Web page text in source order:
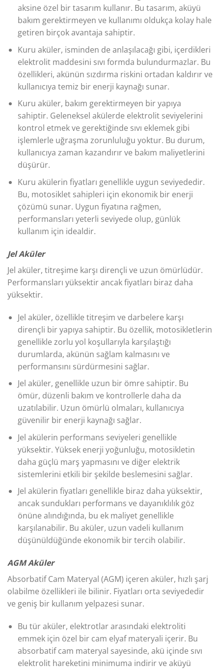
aksine özel bir tasarım kullanır. Bu tasarım, aküyü
bakım gerektirmeyen ve kullanımı oldukça kolay hale
getiren birçok avantaja sahiptir.
Kuru aküler, isminden de anlaşılacağı gibi, içerdikleri
elektrolit maddesini sıvı formda bulundurmazlar. Bu
özellikleri, akünün sızdırma riskini ortadan kaldırır ve
kullanıcıya temiz bir enerji kaynağı sunar.
Kuru aküler, bakım gerektirmeyen bir yapıya
sahiptir. Geleneksel akülerde elektrolit seviyelerini
kontrol etmek ve gerektiğinde sıvı eklemek gibi
işlemlerle uğraşma zorunluluğu yoktur. Bu durum,
kullanıcıya zaman kazandırır ve bakım maliyetlerini
düşürür.
Kuru akülerin fiyatları genellikle uygun seviyededir.
Bu, motosiklet sahipleri için ekonomik bir enerji
çözümü sunar. Uygun fiyatına rağmen,
performansları yeterli seviyede olup, günlük
kullanım için idealdir.
Jel Aküler
Jel aküler, titreşime karşı dirençli ve uzun ömürlüdür.
Performansları yüksektir ancak fiyatları biraz daha
yüksektir.
Jel aküler, özellikle titreşim ve darbelere karşı
dirençli bir yapıya sahiptir. Bu özellik, motosikletlerin
genellikle zorlu yol koşullarıyla karşılaştığı
durumlarda, akünün sağlam kalmasını ve
performansını sürdürmesini sağlar.
Jel aküler, genellikle uzun bir ömre sahiptir. Bu
ömür, düzenli bakım ve kontrollerle daha da
uzatılabilir. Uzun ömürlü olmaları, kullanıcıya
güvenilir bir enerji kaynağı sağlar.
Jel akülerin performans seviyeleri genellikle
yüksektir. Yüksek enerji yoğunluğu, motosikletin
daha güçlü marş yapmasını ve diğer elektrik
sistemlerini etkili bir şekilde beslemesini sağlar.
Jel akülerin fiyatları genellikle biraz daha yüksektir,
ancak sundukları performans ve dayanıklılık göz
önüne alındığında, bu ek maliyet genellikle
karşılanabilir. Bu aküler, uzun vadeli kullanım
düşünüldüğünde ekonomik bir tercih olabilir.
AGM Aküler
Absorbatif Cam Materyal (AGM) içeren aküler, hızlı şarj
olabilme özellikleri ile bilinir. Fiyatları orta seviyededir
ve geniş bir kullanım yelpazesi sunar.
Bu tür aküler, elektrotlar arasındaki elektroliti
emmek için özel bir cam elyaf materyali içerir. Bu
absorbatif cam materyal sayesinde, akü içinde sıvı
elektrolit hareketini minimuma indirir ve aküyü